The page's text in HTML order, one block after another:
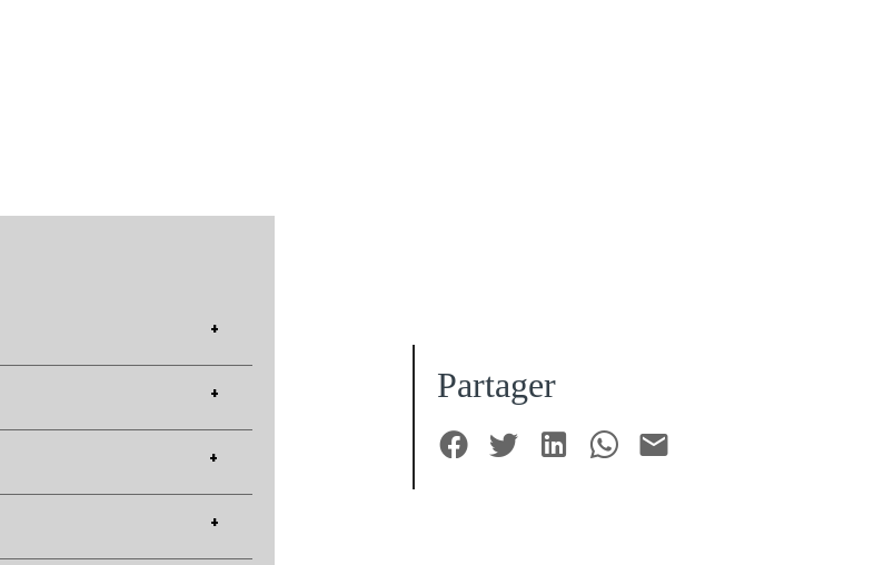
+
+
+
+
Partager